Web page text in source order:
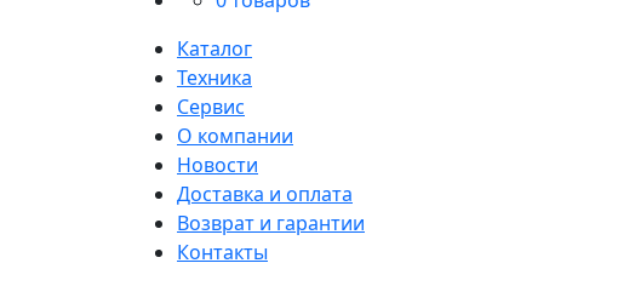
Каталог
Техника
Сервис
О компании
Новости
Доставка и оплата
Возврат и гарантии
Контакты